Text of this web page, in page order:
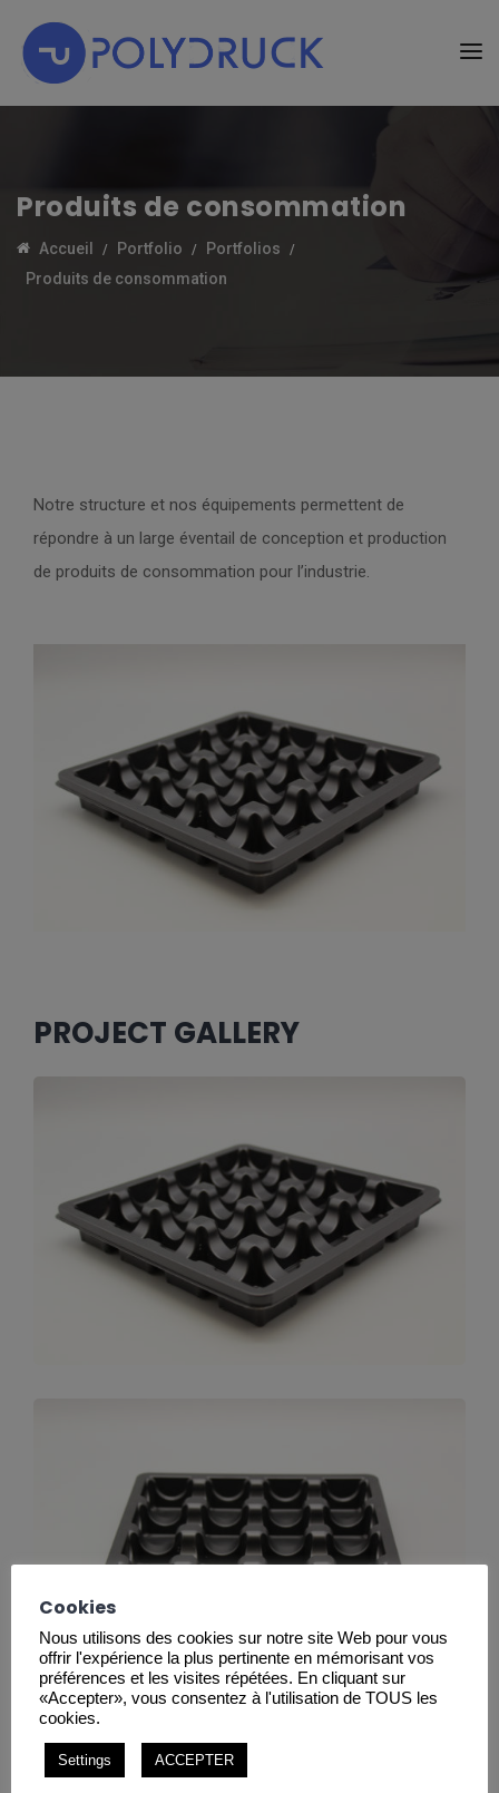
Produits de consommation
Accueil Portfolio
Portfolios
Produits de consommation
Notre structure et nos équipements permettent de
répondre à un large éventail de conception et production
de produits de consommation pour l’industrie.
PROJECT GALLERY
Cookies
Nous utilisons des cookies sur notre site Web pour vous
offrir l'expérience la plus pertinente en mémorisant vos
préférences et les visites répétées. En cliquant sur
«Accepter», vous consentez à l'utilisation de TOUS les
cookies.
Settings ACCEPTER